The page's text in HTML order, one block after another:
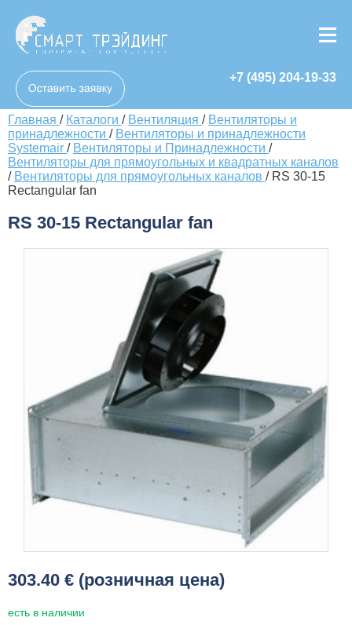
+7 (495) 204-19-33
Главная / Каталоги / Вентиляция / Вентиляторы и
принадлежности / Вентиляторы и принадлежности
Systemair / Вентиляторы и Принадлежности /
Вентиляторы для прямоугольных и квадратных каналов
/ Вентиляторы для прямоугольных каналов / RS 30-15
Rectangular fan
RS 30-15 Rectangular fan
303.40 € (розничная цена)
есть в наличии